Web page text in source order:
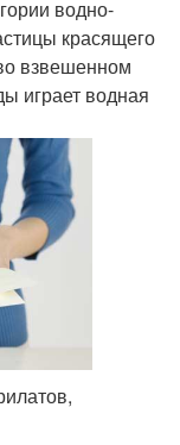
водно-
красящего
взвешенном
играет водная